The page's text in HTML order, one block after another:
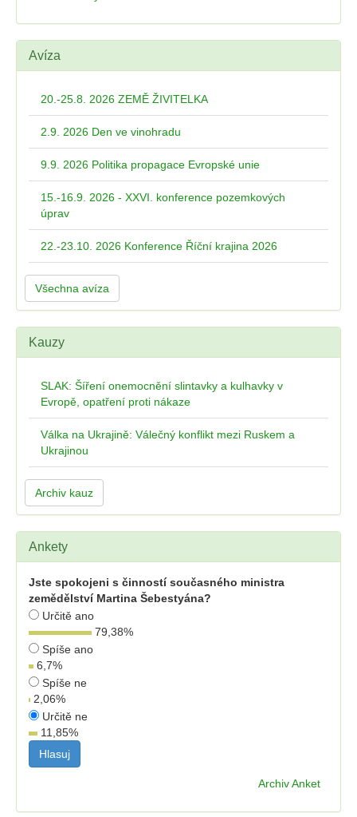
Avíza
20.-25.8. 2026 ZEMĚ ŽIVITELKA
2.9. 2026 Den ve vinohradu
9.9. 2026 Politika propagace Evropské unie
15.-16.9. 2026 - XXVI. konference pozemkových
úprav
22.-23.10. 2026 Konference Říční krajina 2026
Všechna avíza
Kauzy
SLAK: Šíření onemocnění slintavky a kulhavky v
Evropě, opatření proti nákaze
Válka na Ukrajině: Válečný konflikt mezi Ruskem a
Ukrajinou
Archiv kauz
Ankety
Jste spokojeni s činností současného ministra
zemědělství Martina Šebestyána?
Určitě ano
79,38%
Spíše ano
6,7%
Spíše ne
2,06%
Určitě ne
11,85%
Archiv Anket